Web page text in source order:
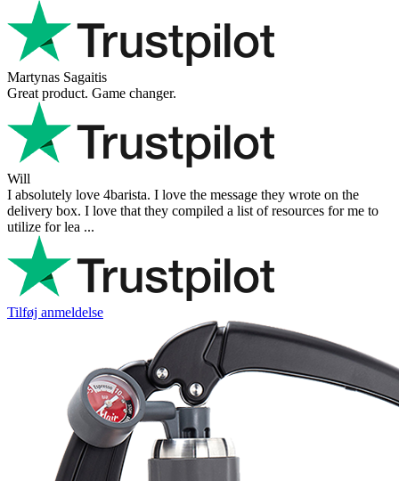
Martynas Sagaitis
Great product. Game changer.
Will
I absolutely love 4barista. I love the message they wrote on the
delivery box. I love that they compiled a list of resources for me to
utilize for lea ...
Tilføj anmeldelse